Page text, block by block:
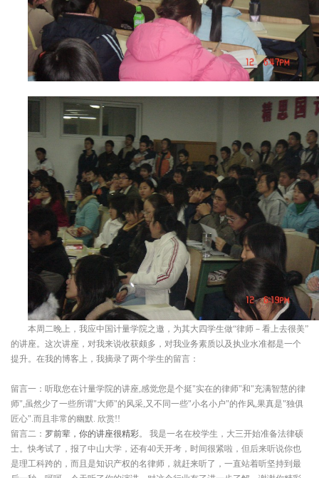
本周二晚上，我应中国计量学院之邀，为其大四学生做“律师－看上去很美”
的讲座。这次讲座，对我来说收获颇多，对我业务素质以及执业水准都是一个
提升。 在我的博客上，我摘录了两个学生的留言：
留言一： 听取您在计量学院的讲座 感觉您是个挺"实在的律师"和"充满智慧的律
师", 虽然少了一些所谓"大师"的风采 又不同一些"小名小户"的作风 果真是"独俱
匠心". 而且非常的幽默 欣赏!!
留言二： 罗前辈，你的讲座很精彩。 我是一名在校学生，大三开始准备法律硕
士。快考试了，报了中山大学，还有40天开考，时间很紧啦，但后来听说你也
是理工科跨的，而且是知识产权的名律师，就赶来听了，一直站着听坚持到最